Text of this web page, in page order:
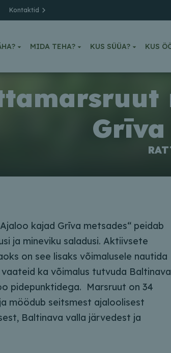
Kontaktid
MIDA TEHA? KUS SÜÜA? KUS
Grīva
kajad Grīva metsades“ peidab
ja mineviku saladusi. Aktiivsete
on see lisaks võimalusele nautida
ka võimalus tutvuda Baltinava
pidepunktidega. Marsruut on 34
möödub seitsmest ajaloolisest
Baltinava valla järvedest ja